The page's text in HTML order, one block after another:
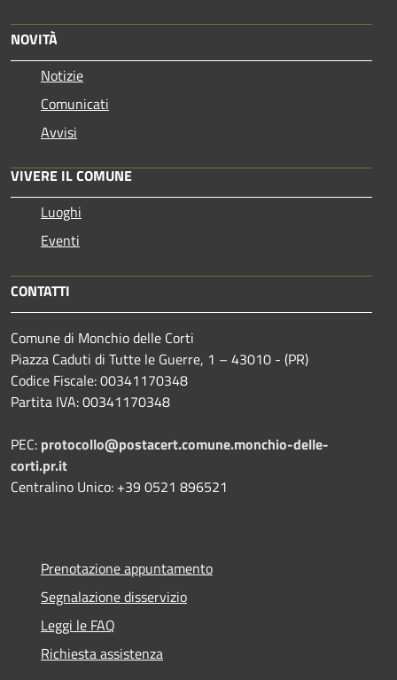
NOVITÀ
Notizie
Comunicati
Avvisi
VIVERE IL COMUNE
Luoghi
Eventi
CONTATTI
Comune di Monchio delle Corti
Piazza Caduti di Tutte le Guerre, 1 – 43010 - (PR)
Codice Fiscale: 00341170348
Partita IVA: 00341170348
PEC: protocollo@postacert.comune.monchio-delle-
corti.pr.it
Centralino Unico: +39 0521 896521
Prenotazione appuntamento
Segnalazione disservizio
Leggi le FAQ
Richiesta assistenza